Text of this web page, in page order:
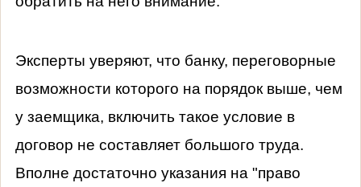
Эксперты уверяют, что банку, переговорные
возможности которого на порядок выше, чем
у заемщика, включить такое условие в
договор не составляет большого труда.
Вполне достаточно указания на "право